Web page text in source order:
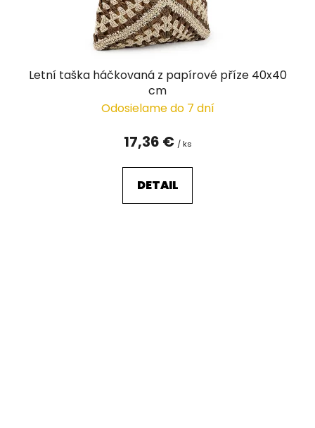
Letní taška háčkovaná z papírové příze 40x40
cm
Odosielame do 7 dní
17,36 € / ks
DETAIL